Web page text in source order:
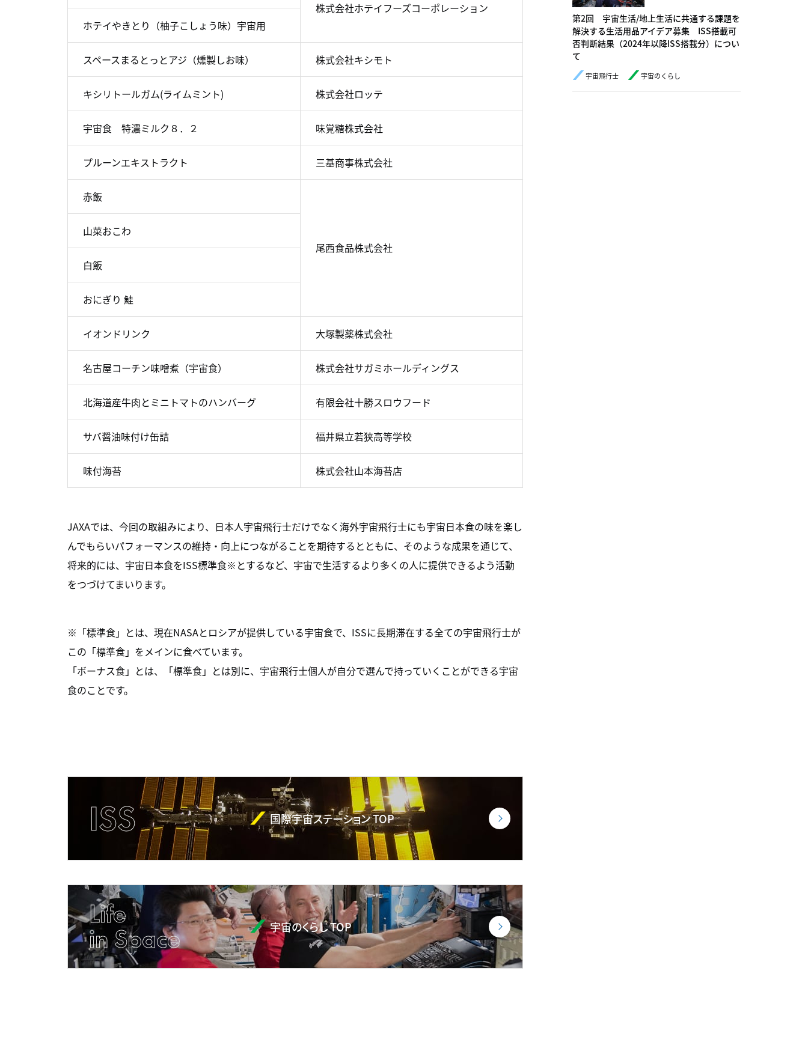
株式会社ホテイフーズコーポレーション
ホテイやきとり（柚子こしょう味）宇宙用
スペースまるとっとアジ（燻製しお味） 株式会社キシモト
キシリトールガム(ライムミント) 株式会社ロッテ
宇宙食 特濃ミルク８．２ 味覚糖株式会社
プルーンエキストラクト 三基商事株式会社
赤飯
尾西食品株式会社
山菜おこわ
白飯
おにぎり 鮭
イオンドリンク 大塚製薬株式会社
名古屋コーチン味噌煮（宇宙食） 株式会社サガミホールディングス
北海道産牛肉とミニトマトのハンバーグ 有限会社十勝スロウフード
サバ醤油味付け缶詰 福井県立若狭高等学校
味付海苔 株式会社山本海苔店
JAXAでは、今回の取組みにより、日本人宇宙飛行士だけでなく海外宇宙飛行士にも宇宙日本食の味を楽し
んでもらいパフォーマンスの維持・向上につながることを期待するとともに、そのような成果を通じて、
将来的には、宇宙日本食をISS標準食※とするなど、宇宙で生活するより多くの人に提供できるよう活動
をつづけてまいります。
※「標準食」とは、現在NASAとロシアが提供している宇宙食で、ISSに長期滞在する全ての宇宙飛行士が
この「標準食」をメインに食べています。
「ボーナス食」とは、「標準食」とは別に、宇宙飛行士個人が自分で選んで持っていくことができる宇宙
食のことです。
ISS 国際宇宙ステーション TOP
Life
in Space 宇宙のくらし TOP
第2回 宇宙生活/地上生活に共通する課題を
解決する生活用品アイデア募集 ISS搭載可
否判断結果（2024年以降ISS搭載分）につい
て
宇宙飛行士 宇宙のくらし